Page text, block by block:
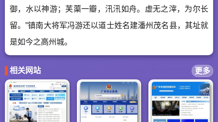
御，水以神游；芙蕖一瓣，汛汛如舟。虚无之滓，为尔长
留。”镇南大将军冯游还以道士姓名建潘州茂名县，其址就
是如今之高州城。
相关网站 更多